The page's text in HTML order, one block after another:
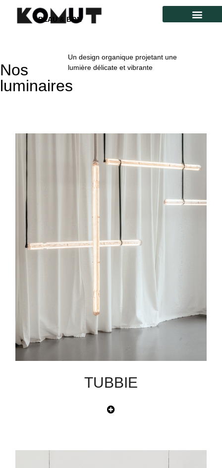
BEAU & BON
Nos
luminaires
Un design organique projetant une
lumière délicate et vibrante
TUBBIE